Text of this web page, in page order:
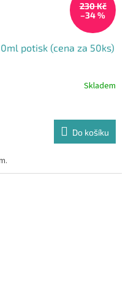
230 Kč
–34 %
potisk (cena za 50ks)
Skladem
Do košíku